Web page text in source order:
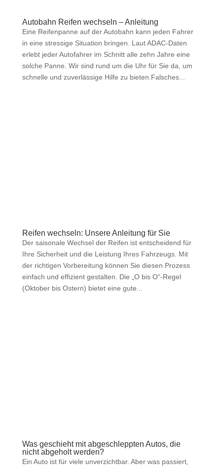
Autobahn Reifen wechseln – Anleitung
Eine Reifenpanne auf der Autobahn kann jeden Fahrer
in eine stressige Situation bringen. Laut ADAC-Daten
erlebt jeder Autofahrer im Schnitt alle zehn Jahre eine
solche Panne. Wir sind rund um die Uhr für Sie da, um
schnelle und zuverlässige Hilfe zu bieten.Falsches...
Reifen wechseln: Unsere Anleitung für Sie
Der saisonale Wechsel der Reifen ist entscheidend für
Ihre Sicherheit und die Leistung Ihres Fahrzeugs. Mit
der richtigen Vorbereitung können Sie diesen Prozess
einfach und effizient gestalten. Die „O bis O“-Regel
(Oktober bis Ostern) bietet eine gute...
Was geschieht mit abgeschleppten Autos, die
nicht abgeholt werden?
Ein Auto ist für viele unverzichtbar. Aber was passiert,